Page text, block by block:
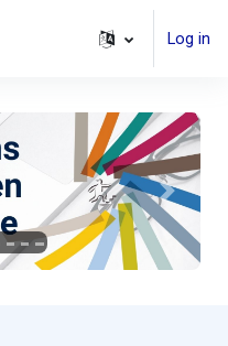
Log in
Next